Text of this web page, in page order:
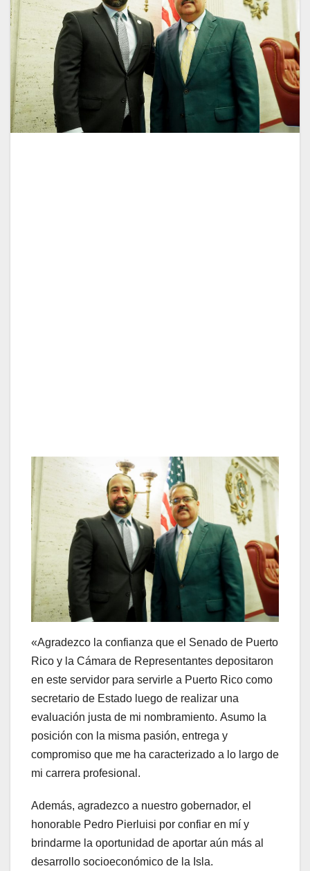
«Agradezco la confianza que el Senado de Puerto
Rico y la Cámara de Representantes depositaron
en este servidor para servirle a Puerto Rico como
secretario de Estado luego de realizar una
evaluación justa de mi nombramiento. Asumo la
posición con la misma pasión, entrega y
compromiso que me ha caracterizado a lo largo de
mi carrera profesional.
Además, agradezco a nuestro gobernador, el
honorable Pedro Pierluisi por confiar en mí y
brindarme la oportunidad de aportar aún más al
desarrollo socioeconómico de la Isla.